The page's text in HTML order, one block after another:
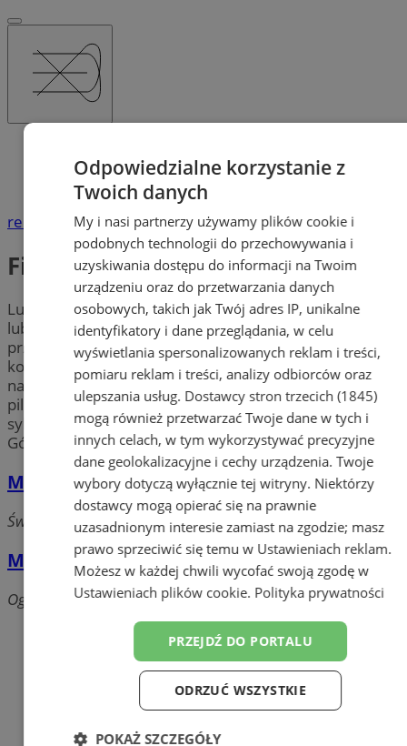
Rozrywka, Rekreacja
Fitness, Siłownie
reklama
Fitness, Siłownie
Lubisz spędzać czas aktywnie? Szukasz dobrejsiłowni
lub
klubu fitnessw Łaziskach? Poniższa lista
przedstawia najlepsze miejsca, w których możesz
kontynuować swój trening siłowy, wykupić członkostwo
na siłownię lub zapisać się na zajęcia z zumby czy
pilatesu. Niezależnie od tego czy chcesz zadbać o dobrą
sylwetkę, czy trening to twoje hobby w mieście Łaziska
Górne na pewno znajdziesz miejsce dla siebie.
Mavi Area squash&fitness
Św. Barbary, 43-170 Łaziska Górne
Miejski Ośrodek Sportu i Rekreacji
Ogrodowa, 43-170 Łaziska Górne
Pozostałe firmy w kategorii
Odpowiedzialne korzystanie z
Twoich danych
My i nasi partnerzy używamy plików cookie i
podobnych technologii do przechowywania i
uzyskiwania dostępu do informacji na Twoim
urządzeniu oraz do przetwarzania danych
osobowych, takich jak Twój adres IP, unikalne
identyfikatory i dane przeglądania, w celu
wyświetlania spersonalizowanych reklam i treści,
pomiaru reklam i treści, analizy odbiorców oraz
ulepszania usług. Dostawcy stron trzecich (1845)
mogą również przetwarzać Twoje dane w tych i
innych celach, w tym wykorzystywać precyzyjne
dane geolokalizacyjne i cechy urządzenia. Twoje
wybory dotyczą wyłącznie tej witryny. Niektórzy
dostawcy mogą opierać się na prawnie
uzasadnionym interesie zamiast na zgodzie; masz
prawo sprzeciwić się temu w Ustawieniach reklam.
Możesz w każdej chwili wycofać swoją zgodę w
Ustawieniach plików cookie. Polityka prywatności
PRZEJDŹ DO PORTALU
ODRZUĆ WSZYSTKIE
POKAŻ SZCZEGÓŁY